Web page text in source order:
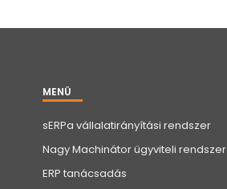
MENÜ
sERPa vállalatirányítási rendszer
Nagy Machinátor ügyviteli rendszer
ERP tanácsadás